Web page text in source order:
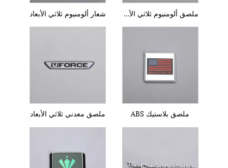
شعار ألومنيوم ثلاثي الأبعاد ملصق ألومنيوم ثلاثي الأبعاد
ملصق معدني ثلاثي الأبعاد ملصق بلاستيك ABS